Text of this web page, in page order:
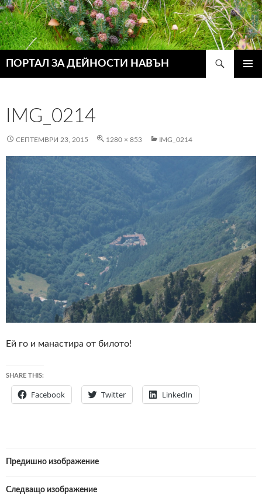
ПОРТАЛ ЗА ДЕЙНОСТИ НАВЪН
IMG_0214
СЕПТЕМВРИ 23, 2015 1280 × 853 IMG_0214
Ей го и манастира от билото!
SHARE THIS:
Facebook Twitter LinkedIn
Предишно изображение
Следващо изображение